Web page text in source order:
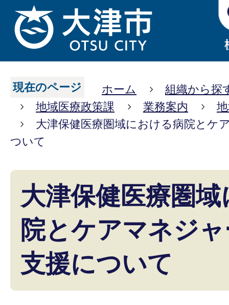
現在のページ ホーム
組織から探
地域医療政策課
業務案内
大津保健医療圏域における病院とケ
ついて
大津保健医療圏
院とケアマネジ
支援について